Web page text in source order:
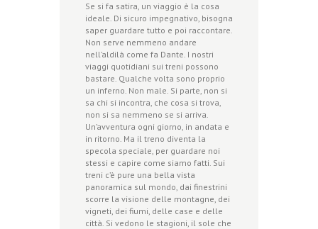
Se si fa satira, un viaggio è la cosa
ideale. Di sicuro impegnativo, bisogna
saper guardare tutto e poi raccontare.
Non serve nemmeno andare
nell’aldilà come fa Dante. I nostri
viaggi quotidiani sui treni possono
bastare. Qualche volta sono proprio
un inferno. Non male. Si parte, non si
sa chi si incontra, che cosa si trova,
non si sa nemmeno se si arriva.
Un’avventura ogni giorno, in andata e
in ritorno. Ma il treno diventa la
specola speciale, per guardare noi
stessi e capire come siamo fatti. Sui
treni c’è pure una bella vista
panoramica sul mondo, dai finestrini
scorre la visione delle montagne, dei
vigneti, dei fiumi, delle case e delle
città. Si vedono le stagioni, il sole che